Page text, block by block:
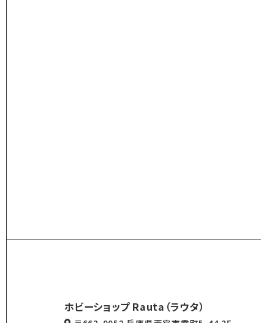
ホビーショップ Rauta（ラウタ）